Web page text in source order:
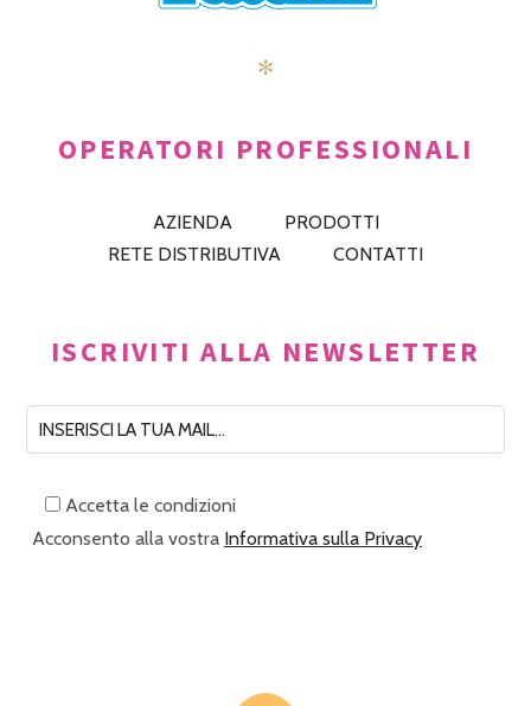
✻
OPERATORI PROFESSIONALI
AZIENDA
PRODOTTI
RETE DISTRIBUTIVA
CONTATTI
ISCRIVITI ALLA NEWSLETTER
Accetta le condizioni
Acconsento alla vostra Informativa sulla Privacy